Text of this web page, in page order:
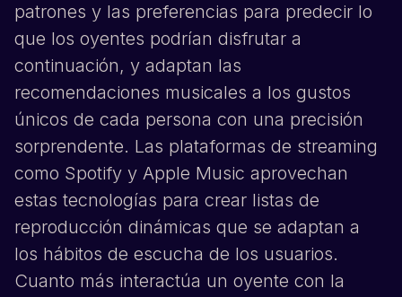
patrones y las preferencias para predecir lo
que los oyentes podrían disfrutar a
continuación, y adaptan las
recomendaciones musicales a los gustos
únicos de cada persona con una precisión
sorprendente. Las plataformas de streaming
como Spotify y Apple Music aprovechan
estas tecnologías para crear listas de
reproducción dinámicas que se adaptan a
los hábitos de escucha de los usuarios.
Cuanto más interactúa un oyente con la